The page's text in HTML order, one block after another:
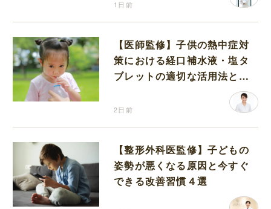
1日前
【医師監修】子供の熱中症対
策における経口補水液・塩タ
ブレットの適切な活用法と水
2日前
【整形外科医監修】子どもの
姿勢が悪くなる原因と今すぐ
できる改善習慣４選